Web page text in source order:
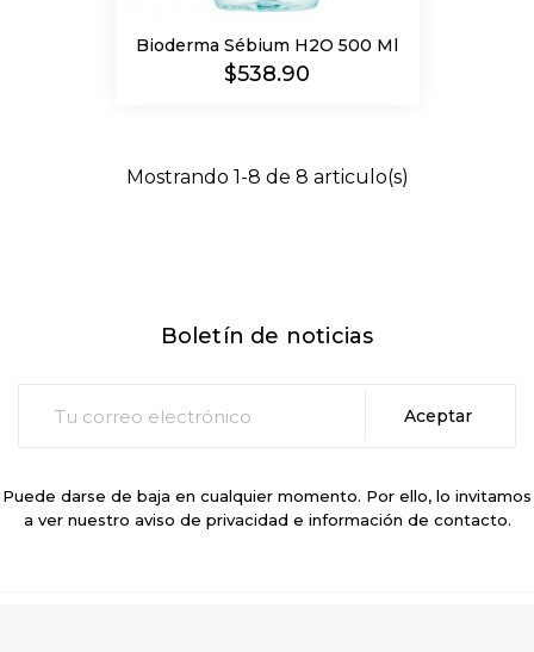
Bioderma Sébium H2O 500 Ml
Precio
$538.90
Mostrando 1-8 de 8 articulo(s)
Boletín de noticias
Puede darse de baja en cualquier momento. Por ello, lo invitamos
a ver nuestro aviso de privacidad e información de contacto.